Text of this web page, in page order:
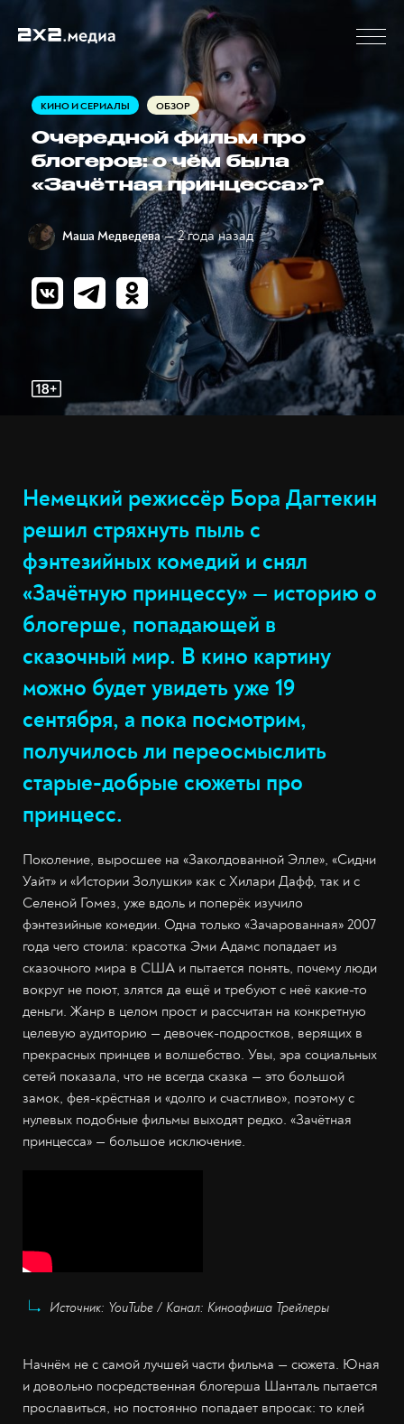
КИНО И СЕРИАЛЫ ОБЗОР
Очередной фильм про
блогеров: о чём была
«Зачётная принцесса»?
Маша Медведева — 2 года назад
Немецкий режиссёр Бора Дагтекин
решил стряхнуть пыль с
фэнтезийных комедий и снял
«Зачётную принцессу» — историю о
блогерше, попадающей в
сказочный мир. В кино картину
можно будет увидеть уже 19
сентября, а пока посмотрим,
получилось ли переосмыслить
старые-добрые сюжеты про
принцесс.
Поколение, выросшее на «Заколдованной Элле», «Сидни
Уайт» и «Истории Золушки» как с Хилари Дафф, так и с
Селеной Гомез, уже вдоль и поперёк изучило
фэнтезийные комедии. Одна только «Зачарованная» 2007
года чего стоила: красотка Эми Адамс попадает из
сказочного мира в США и пытается понять, почему люди
вокруг не поют, злятся да ещё и требуют с неё какие-то
деньги. Жанр в целом прост и рассчитан на конкретную
целевую аудиторию — девочек-подростков, верящих в
прекрасных принцев и волшебство. Увы, эра социальных
сетей показала, что не всегда сказка — это большой
замок, фея-крёстная и «долго и счастливо», поэтому с
нулевых подобные фильмы выходят редко. «Зачётная
принцесса» — большое исключение.
Источник: YouTube / Канал: Киноафиша Трейлеры
Начнём не с самой лучшей части фильма — сюжета. Юная
и довольно посредственная блогерша Шанталь пытается
прославиться, но постоянно попадает впросак: то клей